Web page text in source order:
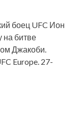
боец UFC Ион
на битве
Джакоби.
Europe. 27-